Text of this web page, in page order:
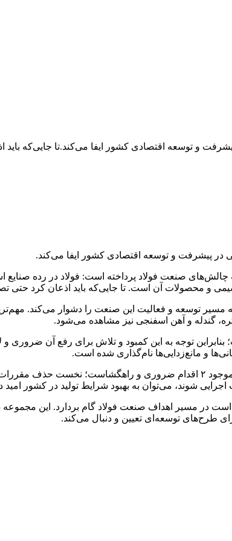
و توسعه اقتصادی کشور ایفا می‌کند.تا جایی‌که
در پیشرفت و توسعه اقتصادی کشور ایفا می‌کند.
چالش‌های صنعت فولاد پرداخته است: فولاد در رده
و محصولات آن است. تا جایی‌که باید اذعان کرد حتی
توسعه و فعالیت این صنعت را دشوار می‌کند.
گندله و آهن اسفنجی نیز مشاهده می‌شود.
توجه به این کمبود و تلاش برای رفع آن ضروری و
و مانع‌زدایی‌ها نام‌گذاری شده است.
رهبر معظم انقلاب همچنین در ابتدای سال جدید تاکید کردند که برای رفع موانع
شوند، می‌توان به بهبود شرایط تولید در کشور
است در مسیر اهداف صنعت فولاد گام بردارد. این
طرح‌های توسعه‌ای تعیین و دنبال می‌کند.